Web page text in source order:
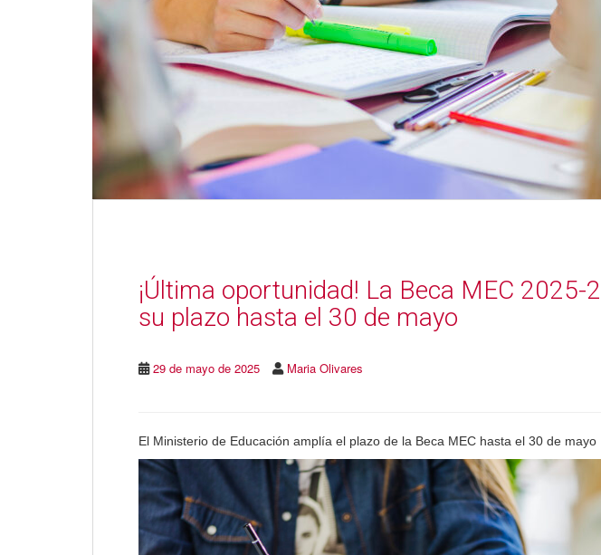
¡Última oportunidad! La Beca MEC 2025-
su plazo hasta el 30 de mayo
29 de mayo de 2025 Maria Olivares
El Ministerio de Educación amplía el plazo de la Beca MEC hasta el 30 de mayo